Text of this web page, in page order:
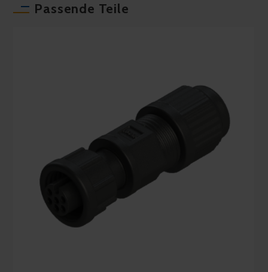
Passende Teile